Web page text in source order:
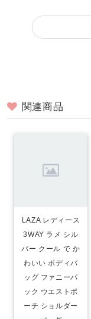
関連商品
LAZA レディース
3WAY ラメ シル
バー クール で か
わいい ボディバ
ッグ ファニーパ
ック ウエストポ
ーチ ショルダー